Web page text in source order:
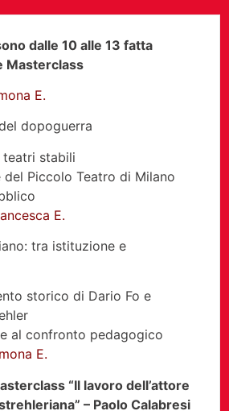
dalle 10 alle 13 fatta
Masterclass
E.
dopoguerra
teatri stabili
del Piccolo Teatro di Milano
E.
tra istituzione e
storico di Dario Fo e
al confronto pedagogico
E.
“Il lavoro dell’attore
– Paolo Calabresi